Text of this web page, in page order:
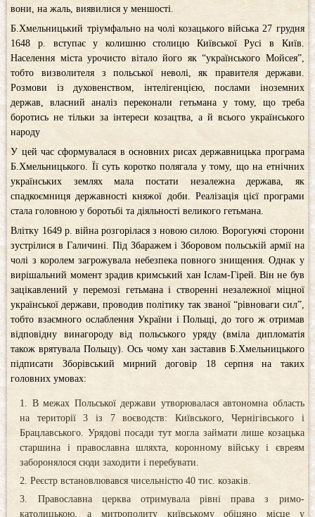
вони, на жаль, виявилися у меншості.
Б.Хмельницький тріумфально на чолі козацького війська 27 грудня
1648 р. вступає у колишню столицю Київської Русі в Київ.
Населення міста урочисто вітало його як “українського Мойсея”,
тобто визволителя з польської неволі, як правителя держави.
Розмови із духовенством, інтелігенцією, послами іноземних
держав, власний аналіз переконали гетьмана у тому, що треба
боротись не тільки за інтереси козацтва, а й всього українського
народу
У цей час сформувалася в основних рисах державницька програма
Б.Хмельницького. Її суть коротко полягала у тому, що на етнічних
українських землях мала постати незалежна держава, як
спадкоємниця державності княжої доби. Реалізація цієї програми
стала головною у боротьбі та діяльності великого гетьмана.
Влітку 1649 р. війна розгорілася з новою силою. Ворогуючі сторони
зустрілися в Галичині. Під Збаражем і Зборовом польській армії на
чолі з королем загрожувала небезпека повного знищення. Однак у
вирішальний момент зрадив кримський хан Іслам-Гірей. Він не був
зацікавлений у перемозі гетьмана і створенні незалежної міцної
української держави, проводив політику так званої “рівноваги сил”,
тобто взаємного ослаблення України і Польщі, до того ж отримав
відповідну винагороду від польського уряду (вміла дипломатія
також врятувала Польщу). Ось чому хан заставив Б.Хмельницького
підписати Зборівський мирний договір 18 серпня на таких
головних умовах:
В межах Польської держави утворювалася автономна область
на території 3 із 7 воєводств: Київського, Чернігівського і
Брацлавського. Урядові посади тут могла займати лише козацька
старшина і православна шляхта, коронному війську і євреям
заборонялося сюди заходити і перебувати.
Реєстр встановлювався чисельністю 40 тис. козаків.
Православна церква отримувала рівні права з римо-
католицькою, а митрополиту київському обіцяно місце у